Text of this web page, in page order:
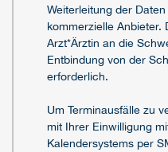
Weiterleitung der
kommerzielle Anbieter.
Arzt*Ärztin an die
Entbindung von der
erforderlich.
Um Terminausfälle zu
mit Ihrer Einwilligung
Kalendersystems per